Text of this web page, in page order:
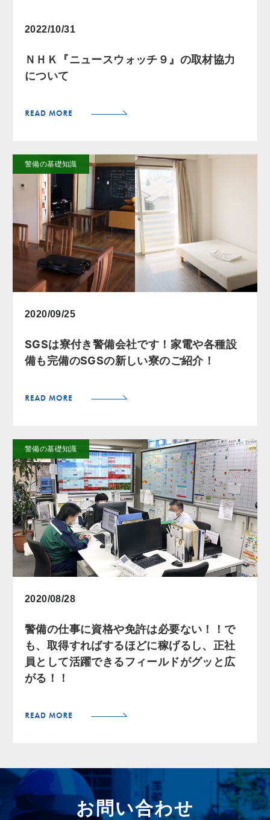
2022/10/31
ＮＨＫ『ニュースウォッチ９』の取材協力
について
警備の基礎知識
2020/09/25
SGSは寮付き警備会社です！家電や各種設
備も完備のSGSの新しい寮のご紹介！
警備の基礎知識
2020/08/28
警備の仕事に資格や免許は必要ない！！で
も、取得すればするほどに稼げるし、正社
員として活躍できるフィールドがグッと広
がる！！
お問い合わせ